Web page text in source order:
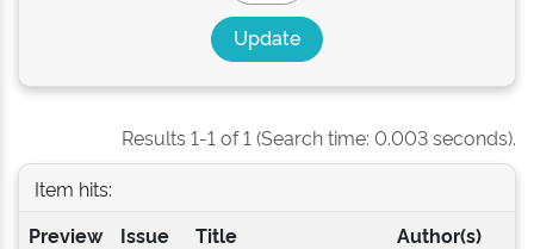
Results 1-1 of 1 (Search time: 0.003 seconds).
Item hits:
Preview
Issue
Title Author(s)